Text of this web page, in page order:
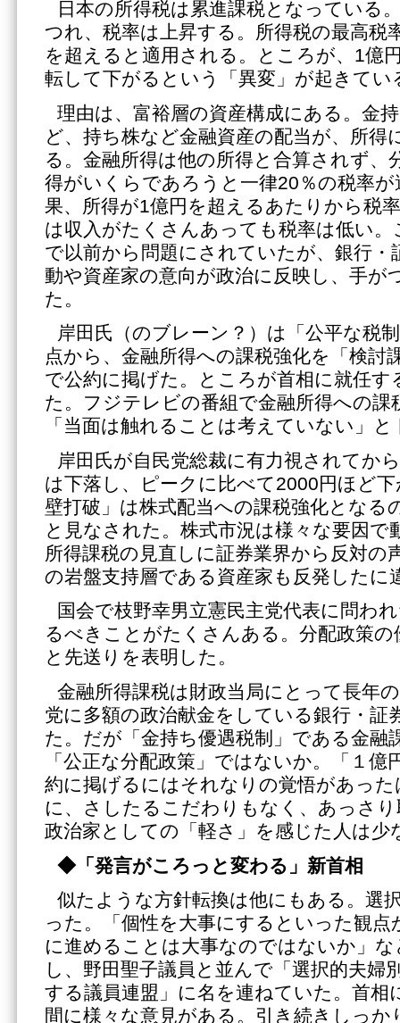
日本の所得税は累進課税となっている
つれ、税率は上昇する。所得税の最高税
を超えると適用される。ところが、1億
転して下がるという「異変」が起きてい
理由は、富裕層の資産構成にある。金
ど、持ち株など金融資産の配当が、所得
る。金融所得は他の所得と合算されず、
得がいくらであろうと一律20％の税率
果、所得が1億円を超えるあたりから税
は収入がたくさんあっても税率は低い。
で以前から問題にされていたが、銀行・
動や資産家の意向が政治に反映し、手が
た。
岸田氏（のブレーン？）は「公平な税
点から、金融所得への課税強化を「検討
で公約に掲げた。ところが首相に就任す
た。フジテレビの番組で金融所得への課
「当面は触れることは考えていない」
岸田氏が自民党総裁に有力視されてか
は下落し、ピークに比べて2000円ほど
壁打破」は株式配当への課税強化となる
と見なされた。株式市況は様々な要因で
所得課税の見直しに証券業界から反対の
の岩盤支持層である資産家も反発したに
国会で枝野幸男立憲民主党代表に問わ
るべきことがたくさんある。分配政策の
と先送りを表明した。
金融所得課税は財政当局にとって長年
党に多額の政治献金をしている銀行・証
た。だが「金持ち優遇税制」である金融
「公正な分配政策」ではないか。「１億
約に掲げるにはそれなりの覚悟があっ
に、さしたるこだわりもなく、あっさ
政治家としての「軽さ」を感じた人は少
◆「発言がころっと変わる」新首相
似たような方針転換は他にもある。選
った。「個性を大事にするといった観点
に進めることは大事なのではないか」
し、野田聖子議員と並んで「選択的夫婦
する議員連盟」に名を連ねていた。首相
間に様々な意見がある。引き続きしっか